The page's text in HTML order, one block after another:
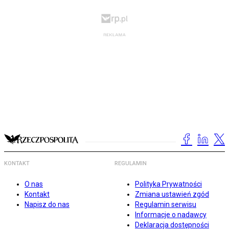
KONTAKT
O nas
Kontakt
Napisz do nas
REGULAMIN
Polityka Prywatności
Zmiana ustawień zgód
Regulamin serwisu
Informacje o nadawcy
Deklaracja dostępności